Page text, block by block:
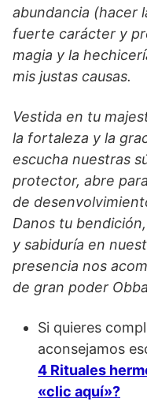
abundancia (hacer
fuerte carácter y
magia y la
mis justas causas.
Vestida en tu
la fortaleza y la
escucha nuestras
protector, abre
de
Danos tu
y sabiduría en
presencia nos
de gran poder
Si quieres
aconsejamos
4 Rituales
«clic aquí»?